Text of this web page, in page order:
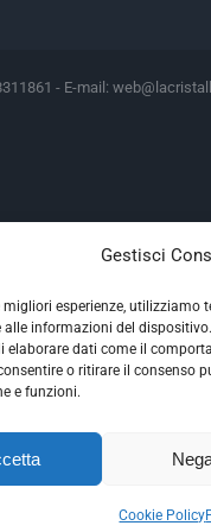
Gestisci
migliori esperienze, utilizziamo
alle informazioni del
elaborare dati come il
o ritirare il consenso
e funzioni.
Cookie Policy
- E-mail:
Art 1 legge 22/03/21 N 41
1 legge 22/03/21 N 41
69/2013 Decreto del fare